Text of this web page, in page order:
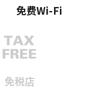
免费Wi-Fi
免税店